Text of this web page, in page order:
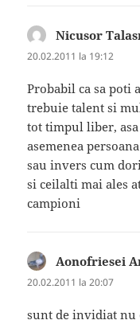
Nicusor
20.02.2011 la 19:12
Probabil ca sa poti
trebuie talent si
tot timpul liber,
asemenea
sau invers cum
si ceilalti mai ales
campioni
Aonofriesei
20.02.2011 la 20:07
sunt de invidiat nu